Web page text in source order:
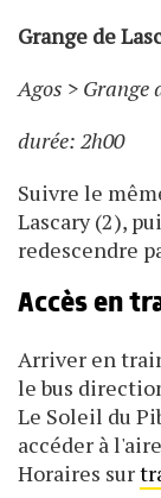
Grange de
Agos > Grange
durée: 2h00
Suivre le
Lascary (2),
redescendre
Accès en
Arriver en
le bus
Le Soleil du
accéder à
Horaires sur